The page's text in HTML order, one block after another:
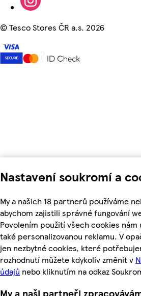
Nastavení soukromí a
My a našich 18 partnerů používáme
abychom zajistili správné fungování
Povolením použití všech cookies
také personalizovanou reklamu. V
jen nezbytné cookies, které
rozhodnutí můžete kdykoliv změnit v
údajů nebo kliknutím na odkaz
©Tesco Stores ČR a.s. 2026